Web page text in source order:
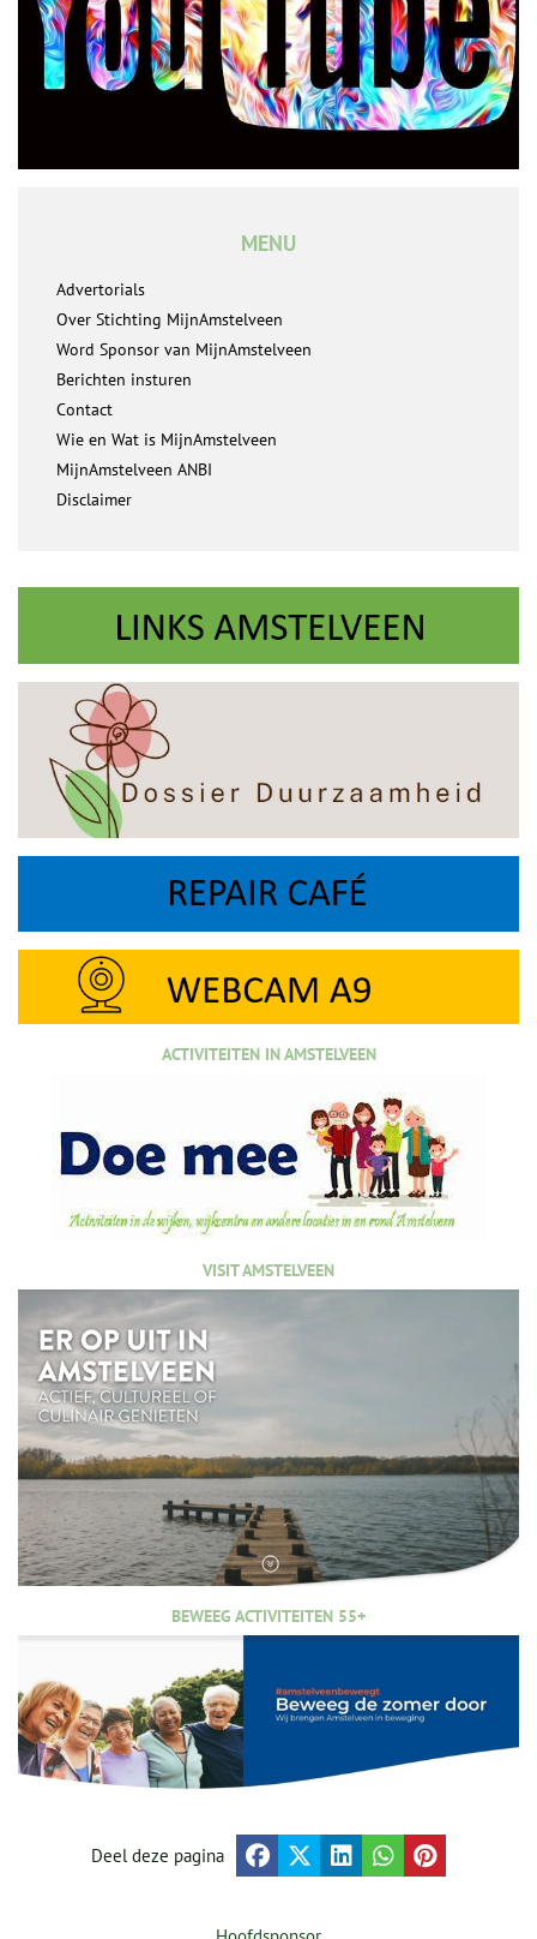
MENU
Advertorials
Over Stichting MijnAmstelveen
Word Sponsor van MijnAmstelveen
Berichten insturen
Contact
Wie en Wat is MijnAmstelveen
MijnAmstelveen ANBI
Disclaimer
ACTIVITEITEN IN AMSTELVEEN
VISIT AMSTELVEEN
BEWEEG ACTIVITEITEN 55+
Deel deze pagina